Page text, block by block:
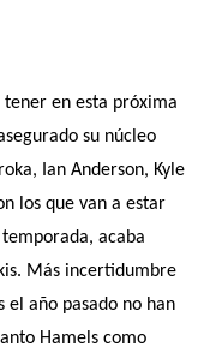
tener en esta próxima
su núcleo
Ian Anderson, Kyle
los que van a estar
acaba
Más incertidumbre
el año pasado no han
Hamels como